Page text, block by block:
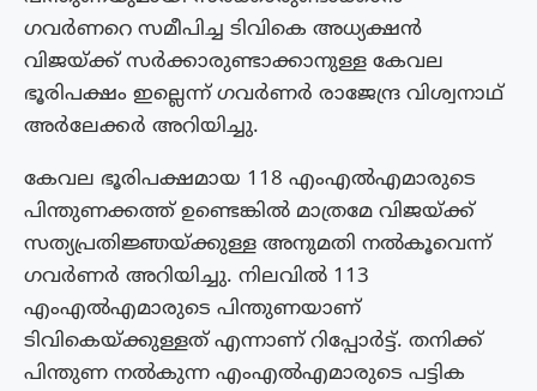
ഗവർണറെ സമീപിച്ച ടിവികെ അധ്യക്ഷൻ
വിജയ്ക്ക് സർക്കാരുണ്ടാക്കാനുള്ള കേവല
ഭൂരിപക്ഷം ഇല്ലെന്ന് ഗവർണർ രാജേന്ദ്ര വിശ്വനാഥ്
അർലേക്കർ അറിയിച്ചു.
കേവല ഭൂരിപക്ഷമായ 118 എംഎൽഎമാരുടെ
പിന്തുണക്കത്ത് ഉണ്ടെങ്കിൽ മാത്രമേ വിജയ്ക്ക്
സത്യപ്രതിജ്ഞയ്ക്കുള്ള അനുമതി നൽകൂവെന്ന്
ഗവർണർ അറിയിച്ചു. നിലവിൽ 113
എംഎൽഎമാരുടെ പിന്തുണയാണ്
ടിവികെയ്ക്കുള്ളത് എന്നാണ് റിപ്പോർട്ട്. തനിക്ക്
പിന്തുണ നൽകുന്ന എംഎൽഎമാരുടെ പട്ടിക